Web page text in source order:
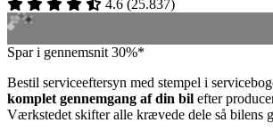
4.6 (25.837)
Spar i gennemsnit 30%*
Bestil serviceeftersyn med stempel i
komplet gennemgang af din bil efter
Værkstedet skifter alle krævede dele så bilens